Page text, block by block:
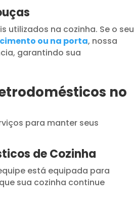
utilizados na cozinha. Se o seu
ou na porta, nossa
garantindo sua
no
para manter seus
de Cozinha
está equipada para
sua cozinha continue